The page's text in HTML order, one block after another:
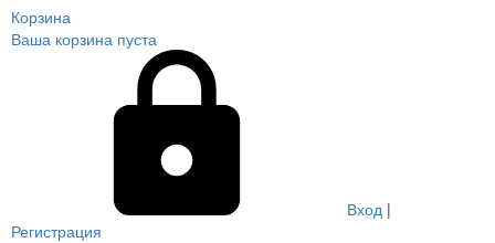
Корзина
Ваша корзина пуста
Вход |
Регистрация